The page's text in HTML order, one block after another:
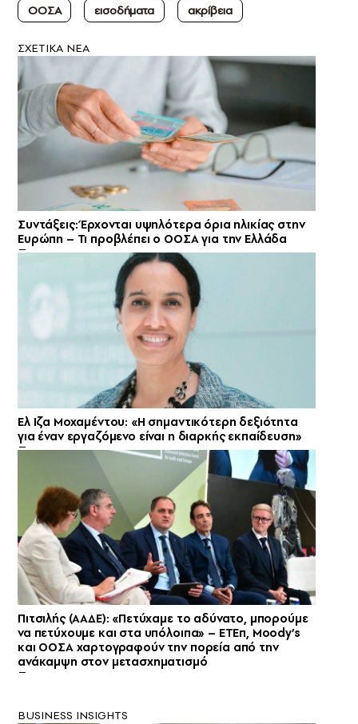
ΟΟΣΑ
εισοδήματα ακρίβεια
ΣXETIKA NEA
Συντάξεις: Έρχονται υψηλότερα όρια ηλικίας στην
Ευρώπη – Τι προβλέπει ο ΟΟΣΑ για την Ελλάδα
Ελ Ιζα Μοχαμέντου: «Η σημαντικότερη δεξιότητα
για έναν εργαζόμενο είναι η διαρκής εκπαίδευση»
Πιτσιλής (ΑΑΔΕ): «Πετύχαμε το αδύνατο, μπορούμε
να πετύχουμε και στα υπόλοιπα» – ΕΤΕπ, Moody’s
και ΟΟΣΑ χαρτογραφούν την πορεία από την
ανάκαμψη στον μετασχηματισμό
BUSINESS INSIGHTS